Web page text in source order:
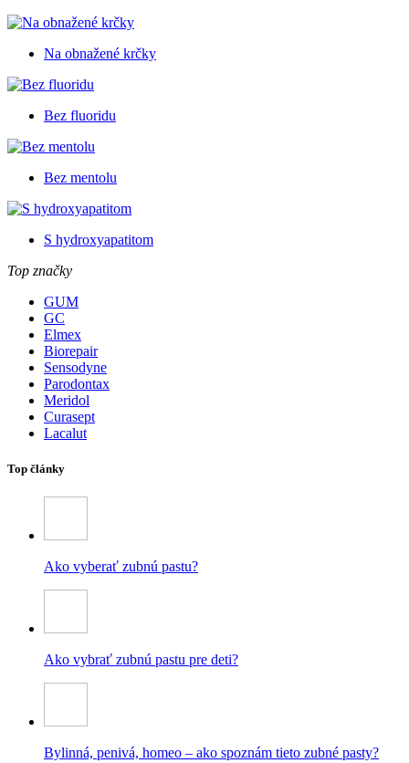
Na obnažené krčky
Bez fluoridu
Bez mentolu
S hydroxyapatitom
Top značky
GUM
GC
Elmex
Biorepair
Sensodyne
Parodontax
Meridol
Curasept
Lacalut
Top články
Ako vyberať zubnú pastu?
Ako vybrať zubnú pastu pre deti?
Bylinná, penivá, homeo – ako spoznám tieto zubné pasty?